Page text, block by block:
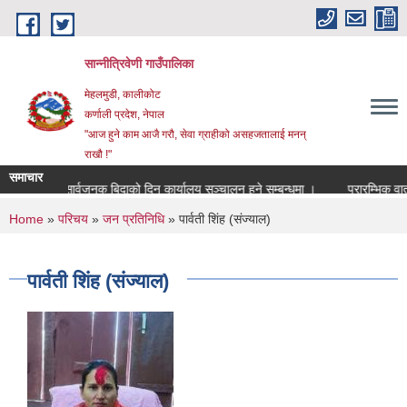
Skip to main content
सान्नीत्रिवेणी गाउँपालिका
मेहलमुडी, कालीकोट
कर्णाली प्रदेश, नेपाल
"आज हुने काम आजै गरौ, सेवा ग्राहीको असहजतालाई मनन्
राखौ !"
समाचार
सार्वजनुक बिदाको दिन कार्यालय सञ्चालन हुने सम्बन्धमा ।
प्रारम्भिक
You are here
Home » परिचय » जन प्रतिनिधि» पार्वती शिंह (संज्याल)
पार्वती शिंह (संज्याल)